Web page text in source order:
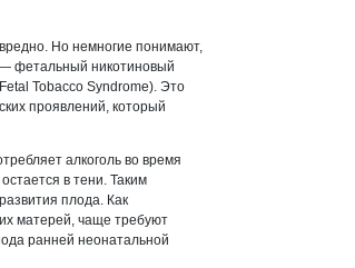
Но немногие понимают,
фетальный никотиновый
Tobacco Syndrome). Это
проявлений, который
алкоголь во время
в тени. Таким
плода. Как
матерей, чаще требуют
ранней неонатальной